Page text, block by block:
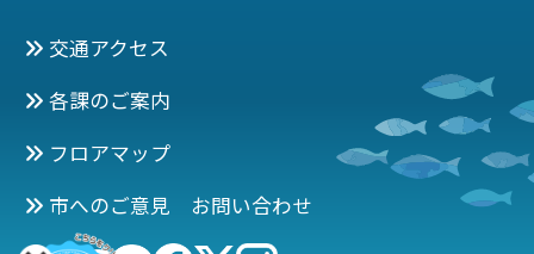
交通アクセス
各課のご案内
フロアマップ
市へのご意見 お問い合わせ